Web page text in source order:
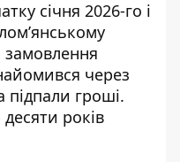
січня 2026-го і
замовлення
через
підпали гроші.
років